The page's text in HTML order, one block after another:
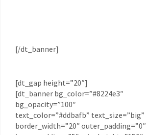
[/dt_banner]
[dt_gap height=”20″]
[dt_banner bg_color=”#8224e3″
bg_opacity=”100″
text_color=”#ddbafb” text_size=”big”
border_width=”20″ outer_padding=”0″